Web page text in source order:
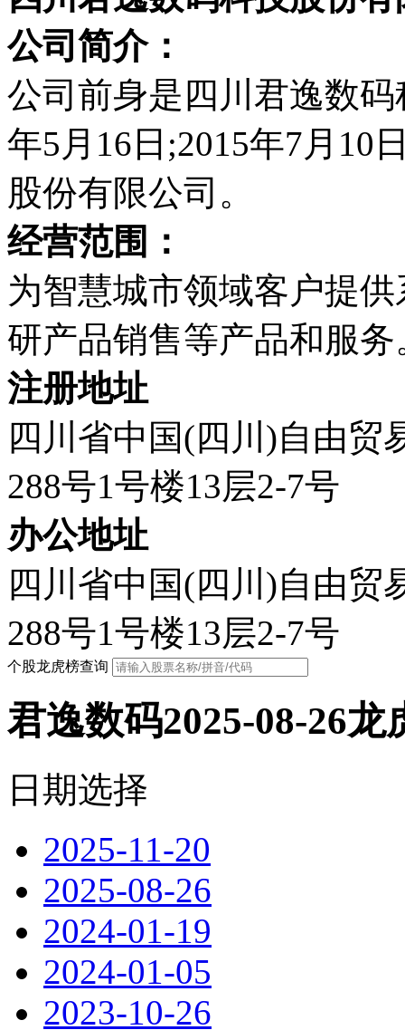
公司简介：
公司前身是四川君逸数
年5月16日;2015年7月10
股份有限公司。
经营范围：
为智慧城市领域客户提
研产品销售等产品和服务
注册地址
四川省中国(四川)自由贸
288号1号楼13层2-7号
办公地址
四川省中国(四川)自由贸
288号1号楼13层2-7号
个股龙虎榜查询
君逸数码2025-08-26龙
日期选择
2025-11-20
2025-08-26
2024-01-19
2024-01-05
2023-10-26